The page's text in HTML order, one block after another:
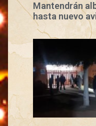
Mantendrán
hasta nuevo